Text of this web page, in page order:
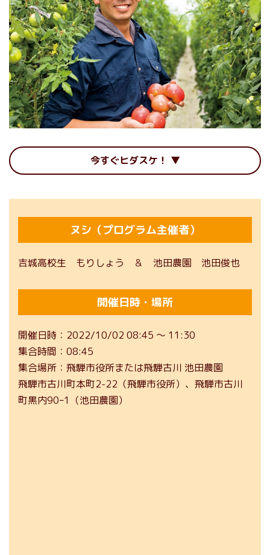
今すぐヒダスケ！
ヌシ（プログラム主催者）
吉城高校生 もりしょう ＆ 池田農園 池田俊也
開催日時・場所
開催日時
2022/10/02 08:45 ～ 11:30
集合時間
08:45
集合場所
飛騨市役所または飛騨古川 池田農園
飛騨市古川町本町2-22（飛騨市役所）、飛騨市古川
町黒内90ｰ1（池田農園）